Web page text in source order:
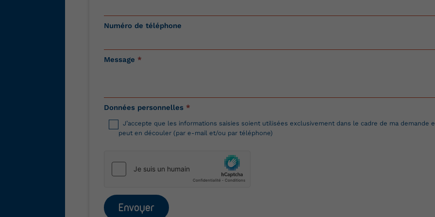
Numéro de téléphone
Message *
Données personnelles *
J’accepte que les informations saisies soient utilisées exclusivement dans le cadre de ma demande
peut en découler (par e-mail et/ou par téléphone)
Envoyer